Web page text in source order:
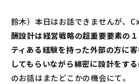
鈴木）本日はお話できませんが、
酬設計は経営戦略の超重要要素の
ティある経験を持った外部の方に
してもらいながら綿密に設計をす
のお話はまたどこかの機会にて。